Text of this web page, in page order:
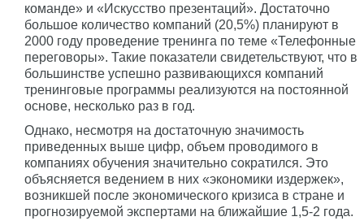
команде» и «Искусство презентаций». Достаточно
большое количество компаний (20,5%) планируют в
2000 году проведение тренинга по теме «Телефонные
переговоры». Такие показатели свидетельствуют, что в
большинстве успешно развивающихся компаний
тренинговые программы реализуются на постоянной
основе, несколько раз в год.
Однако, несмотря на достаточную значимость
приведенных выше цифр, объем проводимого в
компаниях обучения значительно сократился. Это
объясняется ведением в них «экономики издержек»,
возникшей после экономического кризиса в стране и
прогнозируемой экспертами на ближайшие 1,5-2 года.